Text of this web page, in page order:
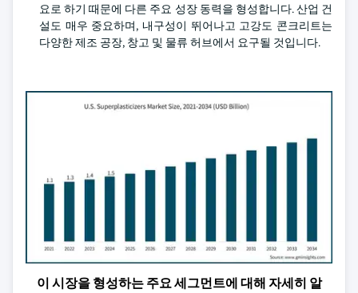
요로 하기 때문에 다른 주요 성장 동력을 형성합니다. 산업 건
설도 매우 중요하며, 내구성이 뛰어나고 고강도 콘크리트는
다양한 제조 공장, 창고 및 물류 허브에서 요구될 것입니다.
이 시장을 형성하는 주요 세그먼트에 대해 자세히 알